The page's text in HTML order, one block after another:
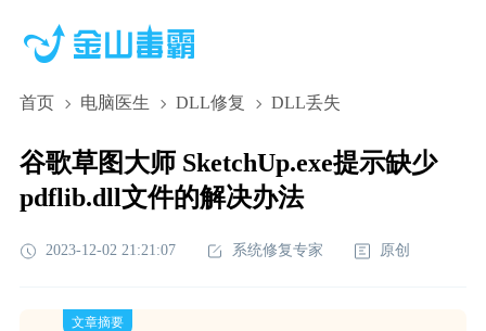
首页 电脑医生 DLL修复 DLL丢失
谷歌草图大师 SketchUp.exe提示缺少
pdflib.dll文件的解决办法
2023-12-02 21:21:07 系统修复专家 原创
文章摘要